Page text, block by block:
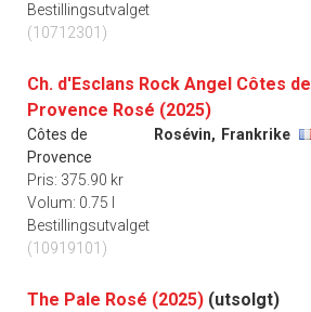
Bestillingsutvalget
(10712301)
Ch. d'Esclans Rock Angel Côtes de
Provence Rosé (2025)
Côtes de
Provence
Rosévin, Frankrike
Pris: 375.90 kr
Volum: 0.75 l
Bestillingsutvalget
(10919101)
The Pale Rosé (2025) (utsolgt)